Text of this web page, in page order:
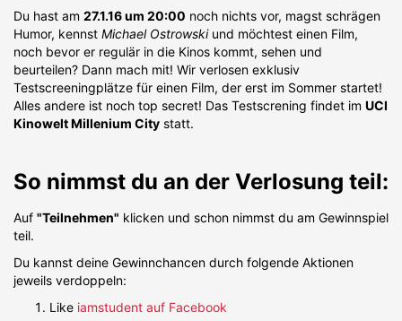
Du hast am 27.1.16 um 20:00 noch nichts vor, magst schrägen
Humor, kennst Michael Ostrowskiund möchtest einen Film,
noch bevor er regulär in die Kinos kommt, sehen und
beurteilen? Dann mach mit! Wir verlosen exklusiv
Testscreeningplätze für einen Film, der erst im Sommer startet!
Alles andere ist noch top secret! Das Testscrening findet im UCI
Kinowelt Millenium City statt.
So nimmst du an der Verlosung teil:
Auf "Teilnehmen" klicken und schon nimmst du am Gewinnspiel
teil.
Du kannst deine Gewinnchancen durch folgende Aktionen
jeweils verdoppeln:
Like iamstudent auf Facebook